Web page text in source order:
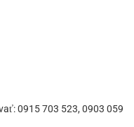
0915 703 523, 0903 059